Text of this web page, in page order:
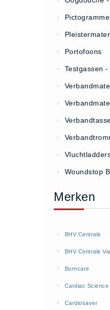
AED apparaten (11)
AED apparaten (11)
AED batterijen (12)
AED binnen - buiten kasten
AED elektroden (18)
AED tassen (14)
BHV kasten (5)
BHV kasten (0)
Evacuatie - Zaklampen (0)
Kleding - Hesjes (0)
>
>
> Portofoons
> Testgassen
>
>
>
>
>
> Woundstop
Merken
> BHV Centrale
> BHV Centrale
> Burncare
> Cardiac Science
> Cardiosaver